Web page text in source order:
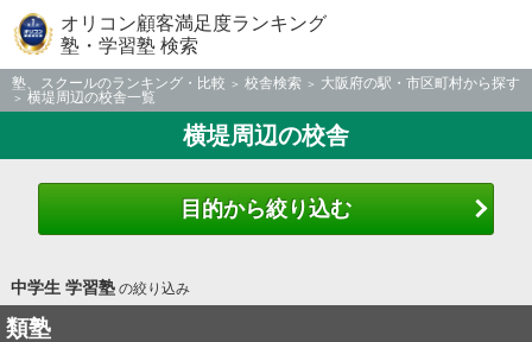
オリコン顧客満足度ランキング
塾・学習塾 検索
塾、スクールのランキング・比較 校舎検索
大阪府の駅・市区町村から探す
横堤周辺の校舎一覧
横堤周辺の校舎
目的から絞り込む
中学生 学習塾の絞り込み
類塾